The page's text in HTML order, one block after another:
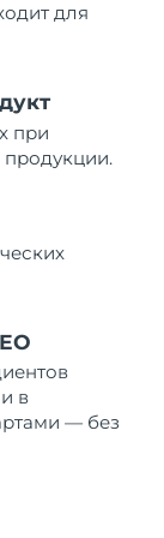
для
при
продукции.
в
— без
8/10/26
доставки
8/9/26
доставки
доставки